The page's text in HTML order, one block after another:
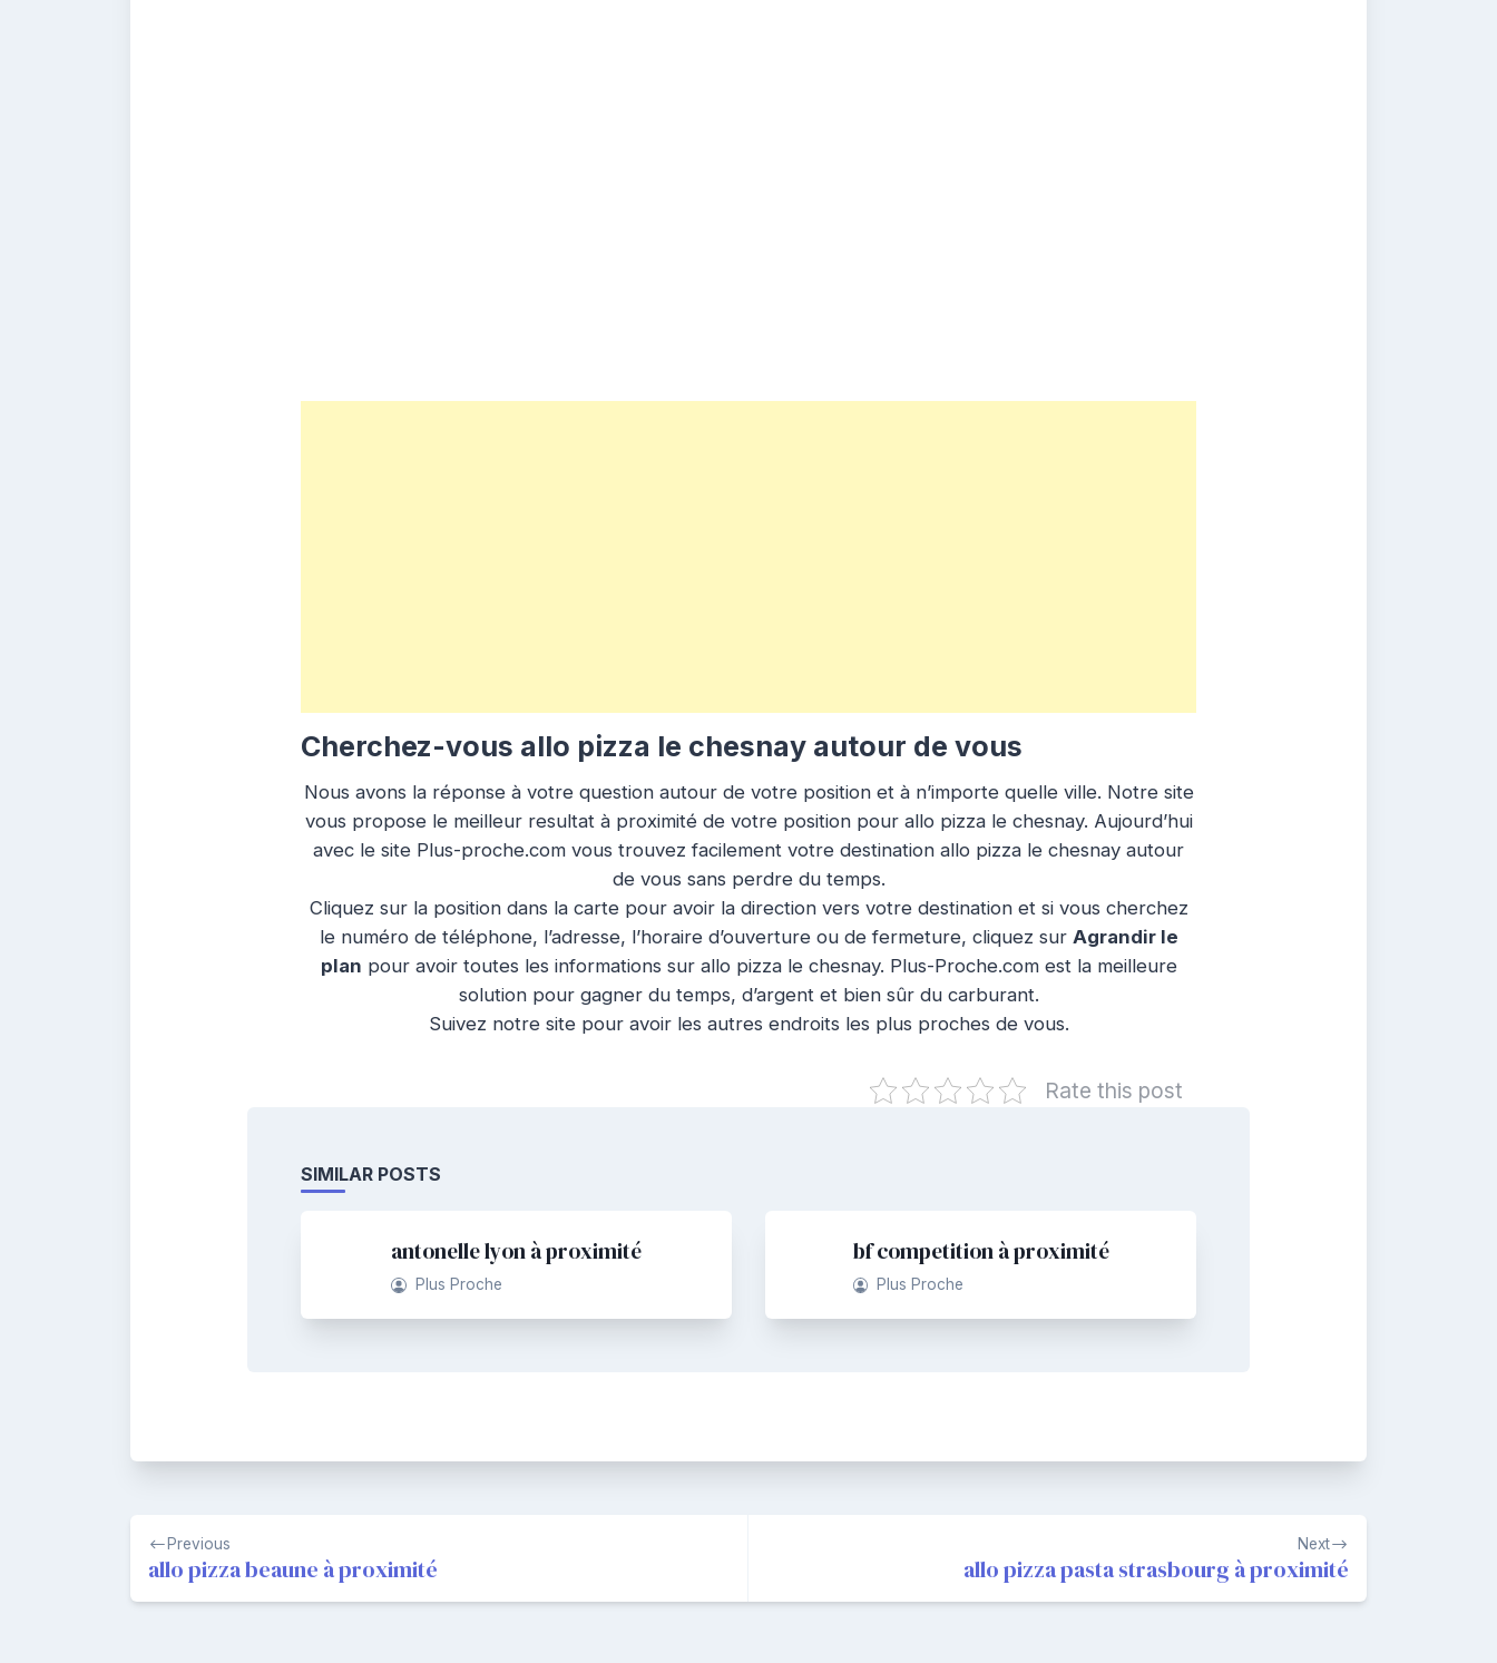
Cherchez-vous allo pizza le chesnay autour de vous
Nous avons la réponse à votre question autour de votre position et à n’importe quelle ville. Notre site
vous propose le meilleur resultat à proximité de votre position pour allo pizza le chesnay. Aujourd’hui
avec le site Plus-proche.com vous trouvez facilement votre destination allo pizza le chesnay autour
de vous sans perdre du temps.
Cliquez sur la position dans la carte pour avoir la direction vers votre destination et si vous cherchez
le numéro de téléphone, l’adresse, l’horaire d’ouverture ou de fermeture, cliquez sur Agrandir le
plan pour avoir toutes les informations sur allo pizza le chesnay. Plus-Proche.com est la meilleure
solution pour gagner du temps, d’argent et bien sûr du carburant.
Suivez notre site pour avoir les autres endroits les plus proches de vous.
Rate this post
SIMILAR POSTS
antonelle lyon à proximité
Plus Proche
bf competition à proximité
Plus Proche
Navigation
de
l’article
Previous
allo pizza beaune à proximité
Next
allo pizza pasta strasbourg à proximité